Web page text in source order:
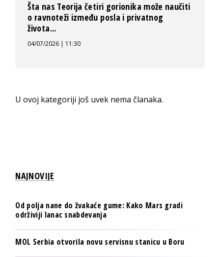
Šta nas Teorija četiri gorionika može naučiti
o ravnoteži između posla i privatnog
života...
04/07/2026 | 11:30
U ovoj kategoriji još uvek nema članaka.
NAJNOVIJE
Od polja nane do žvakaće gume: Kako Mars gradi
održiviji lanac snabdevanja
MOL Serbia otvorila novu servisnu stanicu u Boru